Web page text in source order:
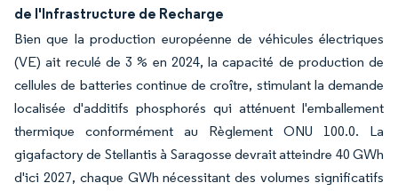
de l'Infrastructure de Recharge
Bien que la production européenne de véhicules électriques
(VE) ait reculé de 3 % en 2024, la capacité de production de
cellules de batteries continue de croître, stimulant la demande
localisée d'additifs phosphorés qui atténuent l'emballement
thermique conformément au Règlement ONU 100.0. La
gigafactory de Stellantis à Saragosse devrait atteindre 40 GWh
d'ici 2027, chaque GWh nécessitant des volumes significatifs